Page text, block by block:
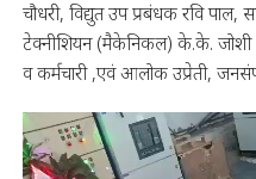
चौधरी, विद्युत उप प्रबंधक रवि
टेक्नीशियन (मैकेनिकल) के.के. जोशी
व कर्मचारी ,एवं आलोक उप्रेती,